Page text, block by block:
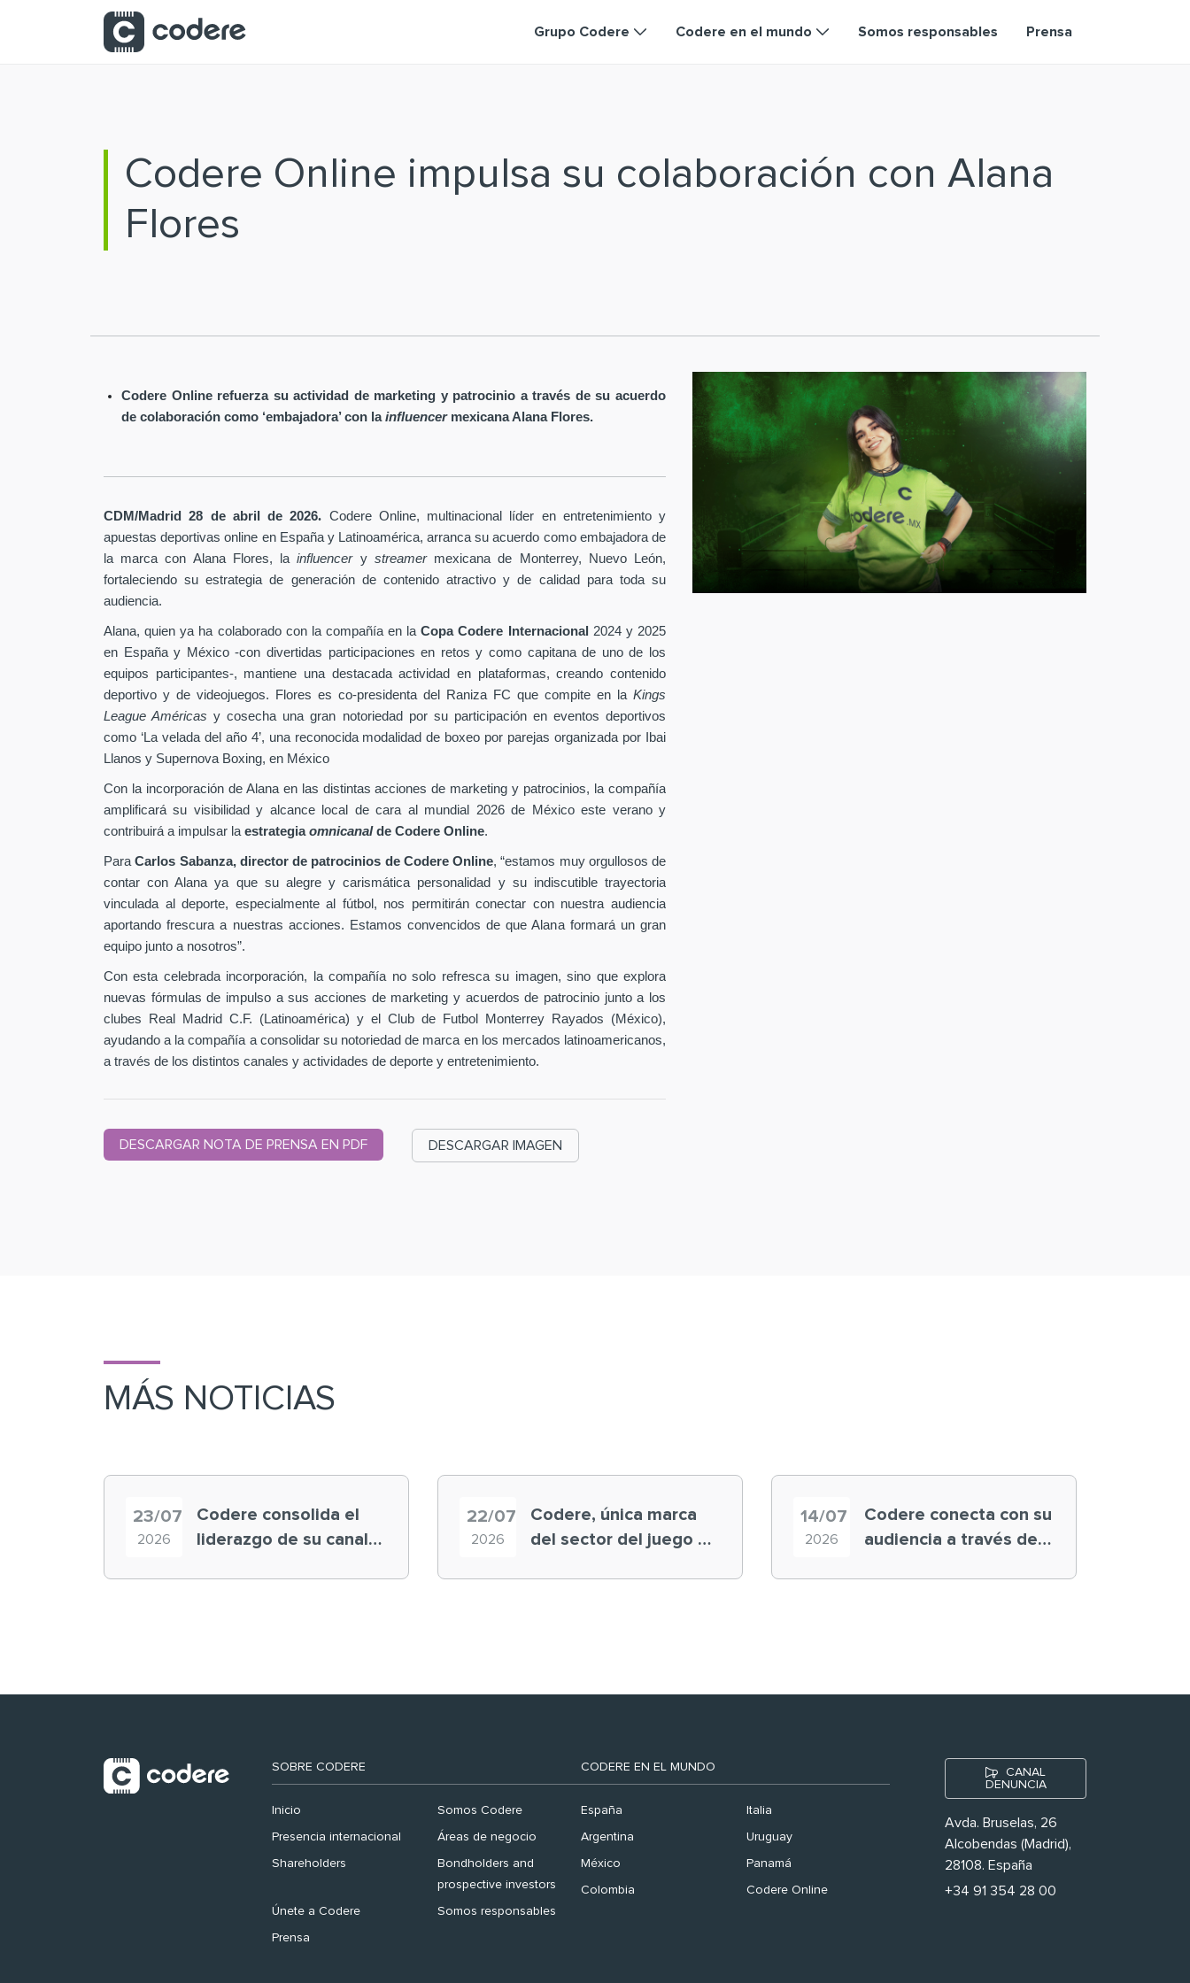
Saltar al contenido principal
Grupo Codere Codere en el mundo Somos responsables Prensa
Codere Online impulsa su colaboración con Alana
Flores
Codere Online refuerza su actividad de marketing y patrocinio a través de su acuerdo
de colaboración como ‘embajadora’ con lainfluencermexicana Alana Flores.
CDM/Madrid 28 de abril de 2026. Codere Online, multinacional líder en entretenimiento y
apuestas deportivas online en España y Latinoamérica, arranca su acuerdo como embajadora de
la marca con Alana Flores, lainfluencery streamer mexicana de Monterrey, Nuevo León,
fortaleciendo su estrategia de generación de contenido atractivo y de calidad para toda su
audiencia.
Alana, quien ya ha colaborado con la compañía en laCopa Codere Internacional 2024 y 2025
en España y México -con divertidas participaciones en retos y como capitana de uno de los
equipos participantes-, mantiene una destacada actividad en plataformas, creando contenido
deportivo y de videojuegos. Flores es co-presidenta del Raniza FC que compite en la Kings
League Américas y cosecha una gran notoriedad por su participación en eventos deportivos
como ‘La velada del año 4’, una reconocida modalidad de boxeo por parejas organizada por Ibai
Llanos y Supernova Boxing, en México
Con la incorporación de Alana en las distintas acciones de marketing y patrocinios, la compañía
amplificará su visibilidad y alcance local de cara al mundial 2026 de México este verano y
contribuirá a impulsar la estrategiaomnicanalde Codere Online.
ParaCarlos Sabanza, director de patrocinios de Codere Online, “estamos muy orgullosos de
contar con Alana ya que su alegre y carismática personalidad y su indiscutible trayectoria
vinculada al deporte, especialmente al fútbol, nos permitirán conectar con nuestra audiencia
aportando frescura a nuestras acciones. Estamos convencidos de que Alana formará un gran
equipo junto a nosotros”.
Con esta celebrada incorporación, la compañía no solo refresca su imagen, sino que explora
nuevas fórmulas de impulso a sus acciones de marketing y acuerdos de patrocinio junto a los
clubes Real Madrid C.F. (Latinoamérica) y el Club de Futbol Monterrey Rayados (México),
ayudando a la compañía a consolidar su notoriedad de marca en los mercados latinoamericanos,
a través de los distintos canales y actividades de deporte y entretenimiento.
DESCARGAR NOTA DE PRENSA EN PDF DESCARGAR IMAGEN
MÁS NOTICIAS
23/07
2026
Codere consolida el
liderazgo de su canal
22/07
2026
Codere, única marca
del sector del juego en
14/07
2026
Codere conecta con su
audiencia a través de
SOBRE CODERE
Inicio Somos Codere
Presencia internacional Áreas de negocio
Shareholders
Bondholders and
prospective investors
Únete a Codere Somos responsables
Prensa
CODERE EN EL MUNDO
España Italia
Argentina Uruguay
México Panamá
Colombia Codere Online
CANAL
DENUNCIA
Avda. Bruselas, 26
Alcobendas (Madrid),
28108. España
+34 91 354 28 00